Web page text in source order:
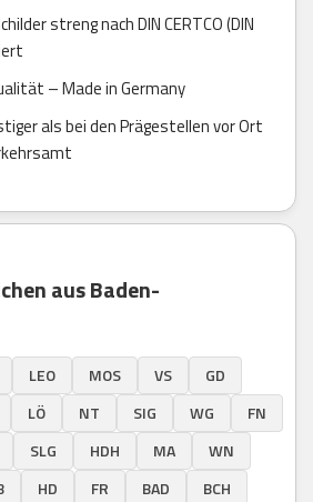
streng nach DIN CERTCO (DIN
– Made in Germany
als bei den Prägestellen vor Ort
aus Baden-
LEO MOS VS
GD
LÖ NT SIG WG
FN
SLG HDH MA
WN
HD FR BAD
BCH